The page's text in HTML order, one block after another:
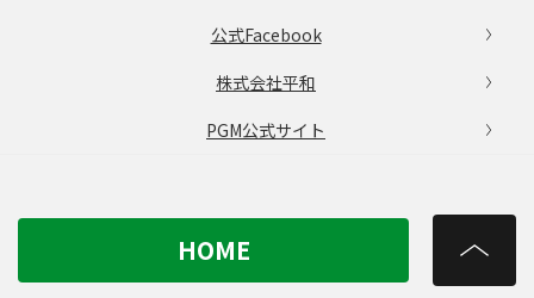
公式Facebook
株式会社平和
PGM公式サイト
HOME